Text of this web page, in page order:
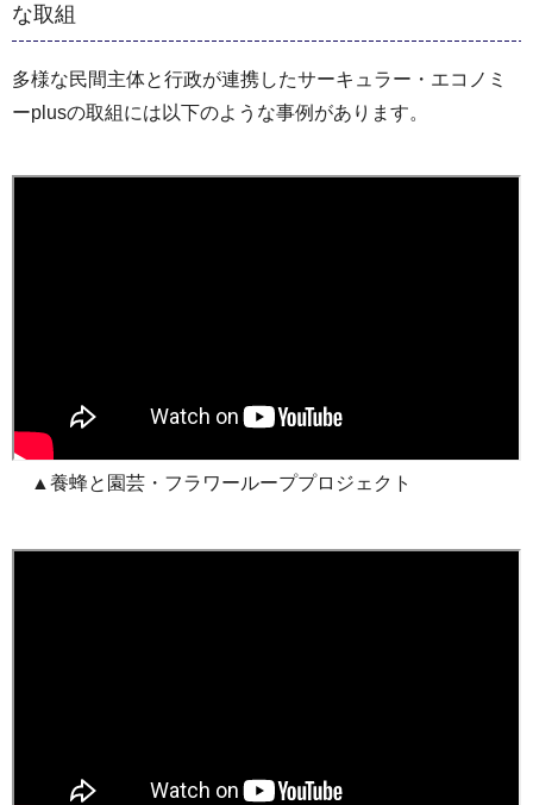
な取組
多様な民間主体と行政が連携したサーキュラー・エコノミ
ーplusの取組には以下のような事例があります。
▲養蜂と園芸・フラワーループプロジェクト